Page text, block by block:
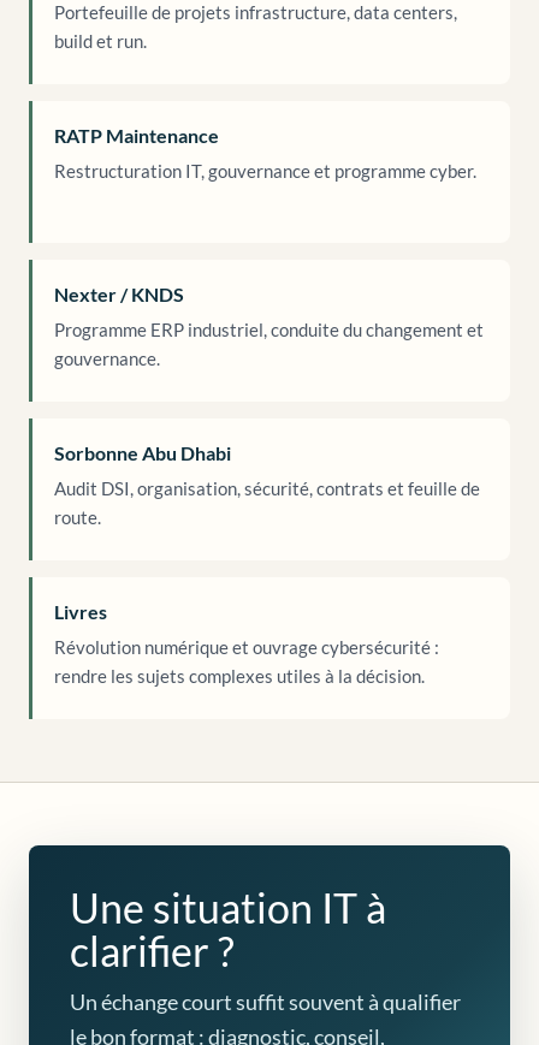
Portefeuille de projets infrastructure, data centers,
build et run.
RATP Maintenance
Restructuration IT, gouvernance et programme cyber.
Nexter / KNDS
Programme ERP industriel, conduite du changement et
gouvernance.
Sorbonne Abu Dhabi
Audit DSI, organisation, sécurité, contrats et feuille de
route.
Livres
Révolution numérique et ouvrage cybersécurité :
rendre les sujets complexes utiles à la décision.
Une situation IT à
clarifier ?
Un échange court suffit souvent à qualifier
le bon format : diagnostic, conseil,